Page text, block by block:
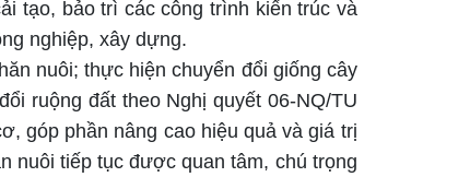
tạo, bảo trì các công trình kiến trúc và
nghiệp, xây dựng.
nuôi; thực hiện chuyển đổi giống cây
ruộng đất theo Nghị quyết 06-NQ/TU
góp phần nâng cao hiệu quả và giá trị
nuôi tiếp tục được quan tâm, chú trọng